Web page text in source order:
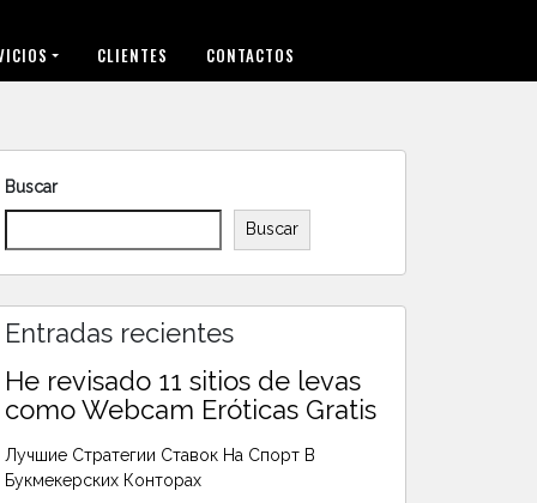
CLIENTES CONTACTOS
Buscar
Buscar
Entradas recientes
He revisado 11 sitios de levas
como Webcam Eróticas Gratis
Лучшие Стратегии Ставок На Спорт В
Букмекерских Конторах